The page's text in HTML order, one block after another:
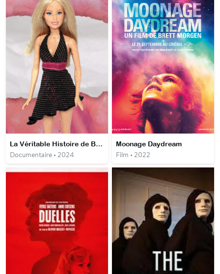
La Véritable Histoire de Barbie
Documentaire • 2024
Moonage Daydream
Film • 2022